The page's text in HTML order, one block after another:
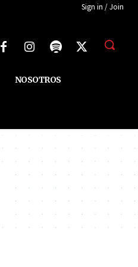
Sign in / Join
NOSOTROS